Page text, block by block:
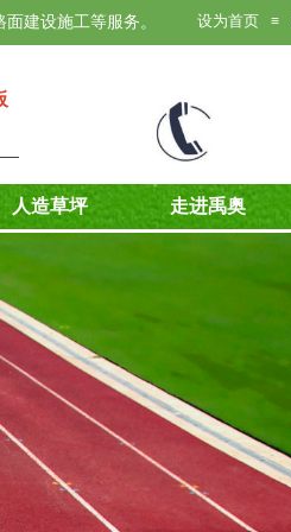
设为首页 ≡
建设施工等服务。
人造草坪 走进禹奥